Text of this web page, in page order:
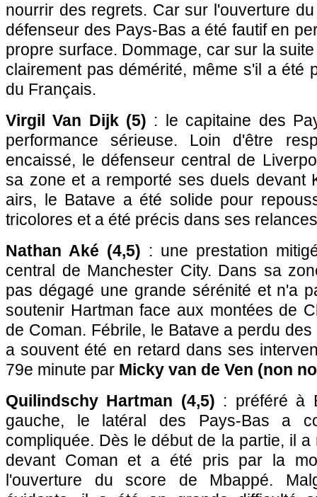
nourrir des regrets. Car sur l'ouverture
défenseur des Pays-Bas a été fautif en
propre surface. Dommage, car sur la
clairement pas démérité, même s'il a été
du Français.
Virgil Van Dijk (5) : le capitaine des
performance sérieuse. Loin d'être
encaissé, le défenseur central de
sa zone et a remporté ses duels devant
airs, le Batave a été solide pour
tricolores et a été précis dans ses
Nathan Aké (4,5) : une prestation
central de Manchester City. Dans sa
pas dégagé une grande sérénité et n'a
soutenir Hartman face aux montées de
de Coman. Fébrile, le Batave a perdu
a souvent été en retard dans ses
79e minute par Micky van de Ven (non
Quilindschy Hartman (4,5) : préféré à
gauche, le latéral des Pays-Bas a
compliquée. Dès le début de la partie, il
devant Coman et a été pris par la
l'ouverture du score de Mbappé.